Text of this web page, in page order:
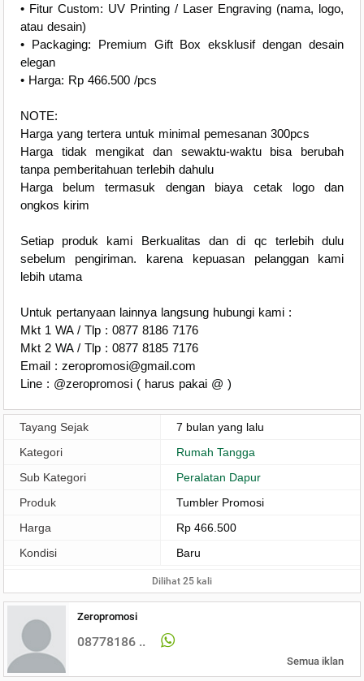
• Fitur Custom: UV Printing / Laser Engraving (nama, logo,
atau desain)
• Packaging: Premium Gift Box eksklusif dengan desain
elegan
• Harga: Rp 466.500 /pcs
NOTE:
Harga yang tertera untuk minimal pemesanan 300pcs
Harga tidak mengikat dan sewaktu-waktu bisa berubah
tanpa pemberitahuan terlebih dahulu
Harga belum termasuk dengan biaya cetak logo dan
ongkos kirim
Setiap produk kami Berkualitas dan di qc terlebih dulu
sebelum pengiriman. karena kepuasan pelanggan kami
lebih utama
Untuk pertanyaan lainnya langsung hubungi kami :
Mkt 1 WA / Tlp : 0877 8186 7176
Mkt 2 WA / Tlp : 0877 8185 7176
Email : zeropromosi@gmail.com
Line : @zeropromosi ( harus pakai @ )
Tayang Sejak
7 bulan yang lalu
Kategori
Rumah Tangga
Sub Kategori
Peralatan Dapur
Produk
Tumbler Promosi
Harga
Rp 466.500
Kondisi
Baru
Dilihat 25 kali
Zeropromosi
08778186 ..
Semua iklan